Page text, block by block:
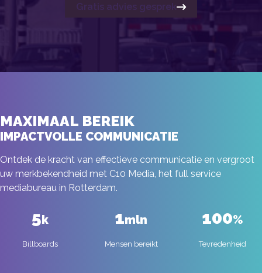
Gratis advies gesprek
MAXIMAAL BEREIK
IMPACTVOLLE COMMUNICATIE
Ontdek de kracht van effectieve communicatie en vergroot
uw merkbekendheid met C10 Media, het full service
mediabureau in Rotterdam.
5 k
Billboards
1mln
Mensen bereikt
100%
Tevredenheid